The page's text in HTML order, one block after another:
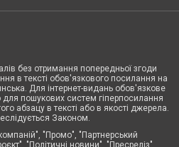
без отримання попередньої згоди
в тексті обов'язкового посилання на
Для інтернет-видань обов'язкове
для пошукових систем гіперпосилання
абзацу в тексті або в якості джерела.
Законом.
"Промо", "Партнерський